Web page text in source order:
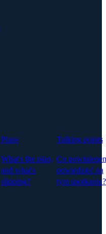
Plans
What's the plan,
and what's
slipping?
Talking points
Co
powiedzieć na
tym spotkaniu?